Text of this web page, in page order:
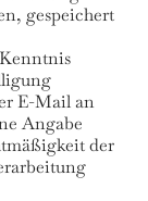
gespeichert
E-Mail an
Angabe
der